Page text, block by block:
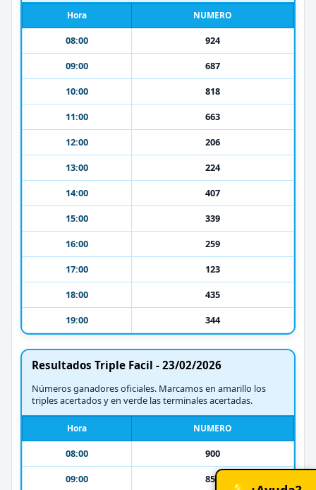
Hora NUMERO
08:00
924
09:00
687
10:00
818
11:00
663
12:00
206
13:00
224
14:00
407
15:00
339
16:00
259
17:00
123
18:00
435
19:00
344
Resultados Triple Facil - 23/02/2026
Números ganadores oficiales. Marcamos en amarillo los
triples acertados y en verde las terminales acertadas.
Hora NUMERO
08:00
900
09:00
850